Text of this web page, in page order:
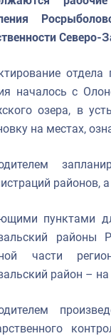
Северо-
началось с
озера, в
на местах,
районов,
пунктами
районы
части
район –